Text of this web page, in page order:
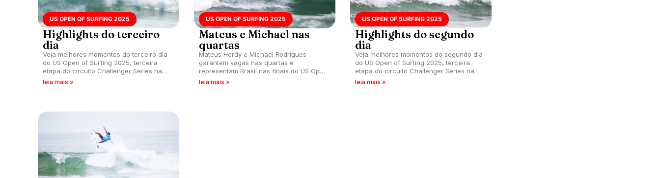
US OPEN OF SURFING 2025
Highlights do terceiro
dia
Veja melhores momentos do terceiro dia
do US Open of Surfing 2025, terceira
etapa do circuito Challenger Series na
temporada, que acontece em Huntington
leia mais »
US OPEN OF SURFING 2025
Mateus e Michael nas
quartas
Mateus Herdy e Michael Rodrigues
garantem vagas nas quartas e
representam Brasil nas finais do US Open
of Surfing 2025.
leia mais »
US OPEN OF SURFING 2025
Highlights do segundo
dia
Veja melhores momentos do segundo dia
do US Open of Surfing 2025, terceira
etapa do circuito Challenger Series na
temporada, que acontece em Huntington
leia mais »